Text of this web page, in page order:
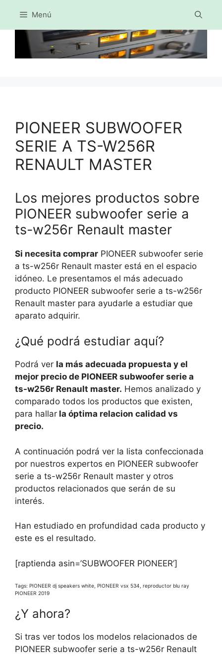
Saltar
al
contenido
Menú
PIONEER SUBWOOFER
SERIE A TS-W256R
RENAULT MASTER
Los mejores productos sobre
PIONEER subwoofer serie a
ts-w256r Renault master
Si necesita comprar PIONEER subwoofer serie
a ts-w256r Renault master está en el espacio
idóneo. Le presentamos el más adecuado
producto PIONEER subwoofer serie a ts-w256r
Renault master para ayudarle a estudiar que
aparato adquirir.
¿Qué podrá estudiar aquí?
Podrá ver la más adecuada propuesta y el
mejor precio de PIONEER subwoofer serie a
ts-w256r Renault master. Hemos analizado y
comparado todos los productos que existen,
para hallar la óptima relacion calidad vs
precio.
A continuación podrá ver la lista confeccionada
por nuestros expertos en PIONEER subwoofer
serie a ts-w256r Renault master y otros
productos relacionados que serán de su
interés.
Han estudiado en profundidad cada producto y
este es el resultado.
[raptienda asin=’SUBWOOFER PIONEER’]
Tags: PIONEER dj speakers white, PIONEER vsx 534, reproductor blu ray
PIONEER 2019
¿Y ahora?
Si tras ver todos los modelos relacionados de
PIONEER subwoofer serie a ts-w256r Renault